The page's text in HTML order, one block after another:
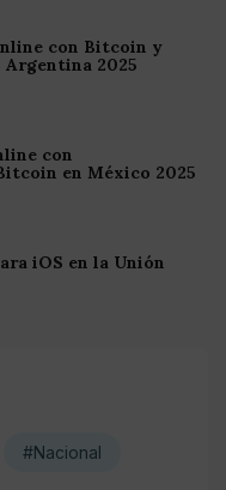
con Bitcoin y
2025
con
en México 2025
iOS en la Unión
#Nacional